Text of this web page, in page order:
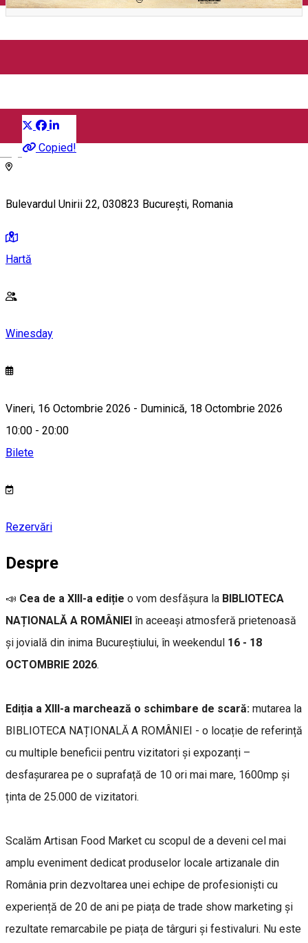
English
Artisan Food Market ed. a
Copied!
Festival Vin & Gastronomie
Bulevardul Unirii 22, 030823 București, Romania
Hartă
Winesday
Vineri, 16 Octombrie 2026 - Duminică, 18 Octombrie 2026
10:00 - 20:00
Bilete
Rezervări
Despre
📣 Cea de a XIII-a ediție o vom desfășura la BIBLIOTECA
NAȚIONALĂ A ROMÂNIEI în aceeași atmosferă prietenoasă
și jovială din inima Bucureștiului, în weekendul 16 - 18
OCTOMBRIE 2026.
Ediția a XIII-a marchează o schimbare de scară: mutarea la
BIBLIOTECA NAȚIONALĂ A ROMÂNIEI - o locație de referință
cu multiple beneficii pentru vizitatori și expozanți –
desfașurarea pe o suprafață de 10 ori mai mare, 1600mp și
ținta de 25.000 de vizitatori.
Scalăm Artisan Food Market cu scopul de a deveni cel mai
amplu eveniment dedicat produselor locale artizanale din
România prin dezvoltarea unei echipe de profesioniști cu
experiență de 20 de ani pe piața de trade show marketing și
rezultate remarcabile pe piața de târguri și festivaluri. Nu este